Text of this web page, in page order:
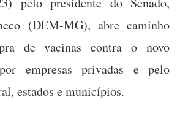
(DEM-MG), abre caminho
de vacinas contra o novo
empresas privadas e pelo
estados e municípios.